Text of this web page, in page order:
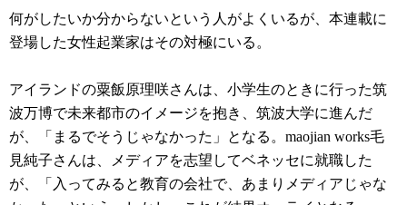
何がしたいか分からないという人がよくいるが、本連載に
登場した女性起業家はその対極にいる。
アイランドの粟飯原理咲さんは、小学生のときに行った筑
波万博で未来都市のイメージを抱き、筑波大学に進んだ
が、「まるでそうじゃなかった」となる。maojian works毛
見純子さんは、メディアを志望してベネッセに就職した
が、「入ってみると教育の会社で、あまりメディアじゃな